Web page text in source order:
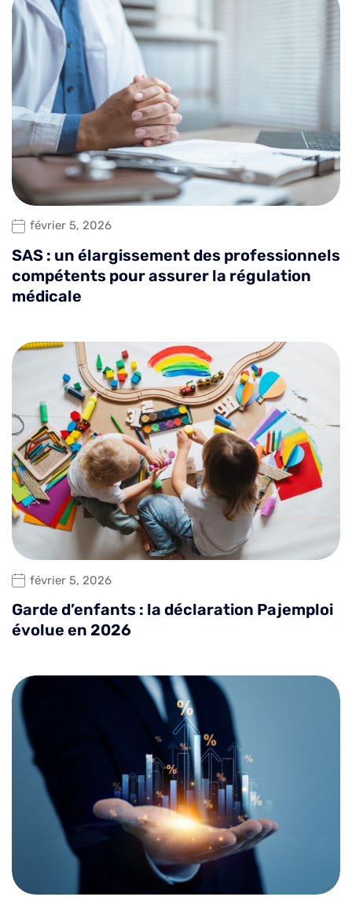
février 5, 2026
SAS : un élargissement des professionnels
compétents pour assurer la régulation
médicale
février 5, 2026
Garde d’enfants : la déclaration Pajemploi
évolue en 2026